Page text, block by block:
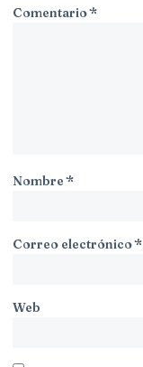
Comentario*
Nombre*
Correo electrónico*
Web